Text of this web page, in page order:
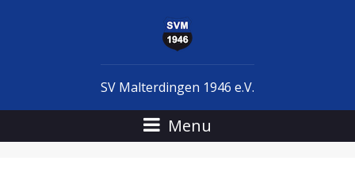
SV Malterdingen 1946 e.V.
Menu